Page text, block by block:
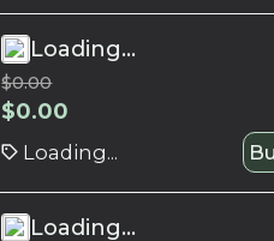
Loading...
$0.00
$0.00
Loading...
Loading...